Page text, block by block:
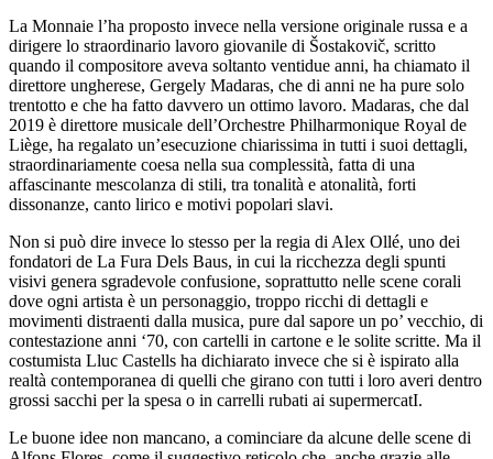
La Monnaie l’ha proposto invece nella versione originale russa e a
dirigere lo straordinario lavoro giovanile di Šostakovič, scritto
quando il compositore aveva soltanto ventidue anni, ha chiamato il
direttore ungherese, Gergely Madaras, che di anni ne ha pure solo
trentotto e che ha fatto davvero un ottimo lavoro. Madaras, che dal
2019 è direttore musicale dell’Orchestre Philharmonique Royal de
Liège, ha regalato un’esecuzione chiarissima in tutti i suoi dettagli,
straordinariamente coesa nella sua complessità, fatta di una
affascinante mescolanza di stili, tra tonalità e atonalità, forti
dissonanze, canto lirico e motivi popolari slavi.
Non si può dire invece lo stesso per la regia di Alex Ollé, uno dei
fondatori de La Fura Dels Baus, in cui la ricchezza degli spunti
visivi genera sgradevole confusione, soprattutto nelle scene corali
dove ogni artista è un personaggio, troppo ricchi di dettagli e
movimenti distraenti dalla musica, pure dal sapore un po’ vecchio, di
contestazione anni ‘70, con cartelli in cartone e le solite scritte. Ma il
costumista Lluc Castells ha dichiarato invece che si è ispirato alla
realtà contemporanea di quelli che girano con tutti i loro averi dentro
grossi sacchi per la spesa o in carrelli rubati ai supermercatI.
Le buone idee non mancano, a cominciare da alcune delle scene di